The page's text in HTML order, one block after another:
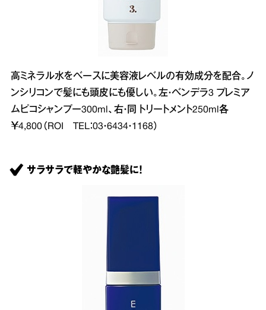
高ミネラル水をベースに美容液レベルの有効成分を配合。ノ
ンシリコンで髪にも頭皮にも優しい。左・ベンデラ3 プレミア
ムピコシャンプー300ml、右・同 トリートメント250ml各
￥4,800（ROI TEL：03・6434・1168）
サラサラで軽やかな艶髪に！